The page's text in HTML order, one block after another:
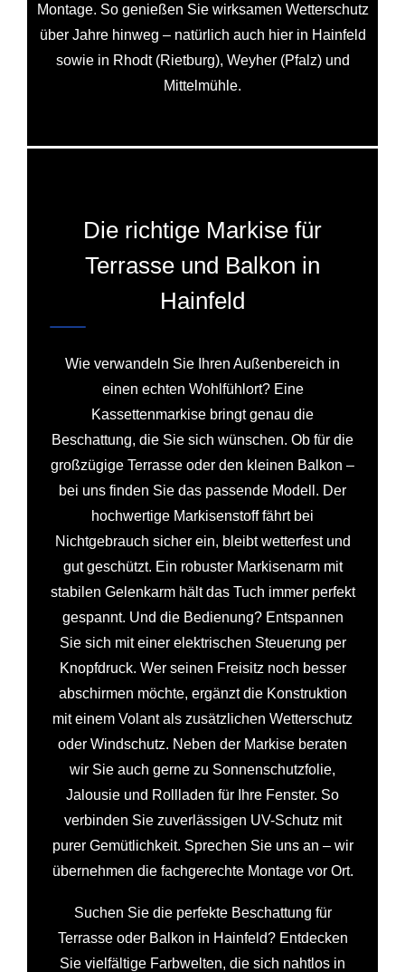
Montage. So genießen Sie wirksamen Wetterschutz
über Jahre hinweg – natürlich auch hier in Hainfeld
sowie in Rhodt (Rietburg), Weyher (Pfalz) und
Mittelmühle.
Die richtige Markise für
Terrasse und Balkon in
Hainfeld
Wie verwandeln Sie Ihren Außenbereich in
einen echten Wohlfühlort? Eine
Kassettenmarkise bringt genau die
Beschattung, die Sie sich wünschen. Ob für die
großzügige Terrasse oder den kleinen Balkon –
bei uns finden Sie das passende Modell. Der
hochwertige Markisenstoff fährt bei
Nichtgebrauch sicher ein, bleibt wetterfest und
gut geschützt. Ein robuster Markisenarm mit
stabilen Gelenkarm hält das Tuch immer perfekt
gespannt. Und die Bedienung? Entspannen
Sie sich mit einer elektrischen Steuerung per
Knopfdruck. Wer seinen Freisitz noch besser
abschirmen möchte, ergänzt die Konstruktion
mit einem Volant als zusätzlichen Wetterschutz
oder Windschutz. Neben der Markise beraten
wir Sie auch gerne zu Sonnenschutzfolie,
Jalousie und Rollladen für Ihre Fenster. So
verbinden Sie zuverlässigen UV-Schutz mit
purer Gemütlichkeit. Sprechen Sie uns an – wir
übernehmen die fachgerechte Montage vor Ort.
Suchen Sie die perfekte Beschattung für
Terrasse oder Balkon in Hainfeld? Entdecken
Sie vielfältige Farbwelten, die sich nahtlos in